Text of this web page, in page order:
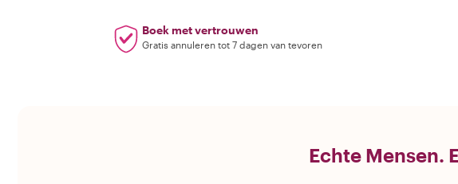
Boek met vertrouwen
Gratis annuleren tot 7 dagen van tevoren
Echte Mensen.